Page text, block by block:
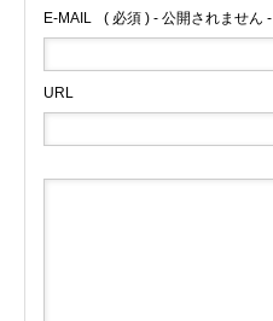
E-MAIL ( 必須 ) - 公開されません -
URL